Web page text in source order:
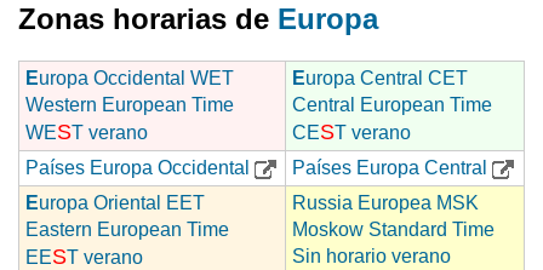
Zonas horarias de Europa
Europa Occidental WET
Western European Time
WEST verano
Europa Central CET
Central European Time
CEST verano
Países Europa Occidental
Países Europa Central
Europa Oriental EET
Eastern European Time
EEST verano
Russia Europea MSK
Moskow Standard Time
Sin horario verano